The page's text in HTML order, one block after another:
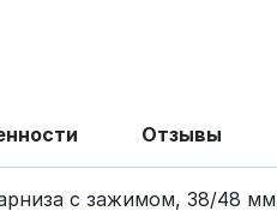
Отзывы
с зажимом, 38/48